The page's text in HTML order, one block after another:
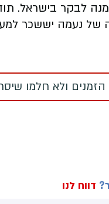
לבקר בישראל.
נעמה יששכר
הזמנים ולא חלמו
דווח לנו